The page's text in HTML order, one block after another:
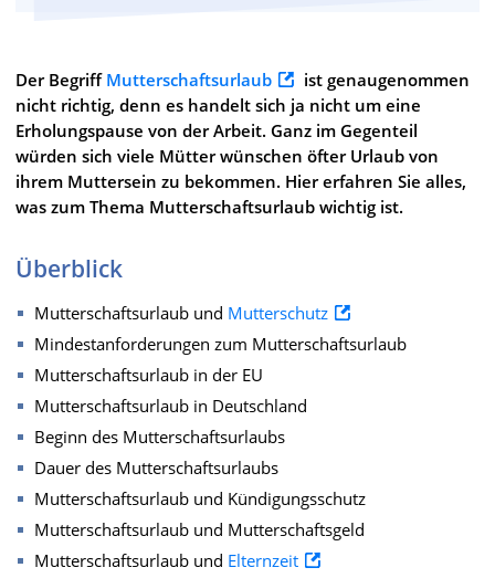
Der Begriff Mutterschaftsurlaub
ist genaugenommen
nicht richtig, denn es handelt sich ja nicht um eine
Erholungspause von der Arbeit. Ganz im Gegenteil
würden sich viele Mütter wünschen öfter Urlaub von
ihrem Muttersein zu bekommen. Hier erfahren Sie alles,
was zum Thema Mutterschaftsurlaub wichtig ist.
Überblick
Mutterschaftsurlaub und Mutterschutz
Mindestanforderungen zum Mutterschaftsurlaub
Mutterschaftsurlaub in der EU
Mutterschaftsurlaub in Deutschland
Beginn des Mutterschaftsurlaubs
Dauer des Mutterschaftsurlaubs
Mutterschaftsurlaub und Kündigungsschutz
Mutterschaftsurlaub und Mutterschaftsgeld
Mutterschaftsurlaub und Elternzeit